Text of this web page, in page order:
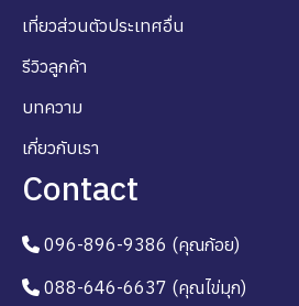
เที่ยวส่วนตัวประเทศอื่น
รีวิวลูกค้า
บทความ
เกี่ยวกับเรา
Contact
096-896-9386 (คุณก้อย)
088-646-6637 (คุณไข่มุก)